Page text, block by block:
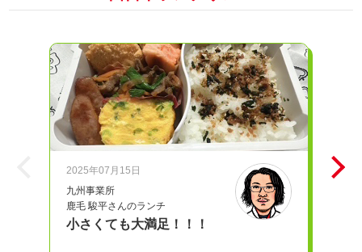
2025年07月15日
九州事業所
鹿毛 駿平さんのランチ
小さくても大満足！！！